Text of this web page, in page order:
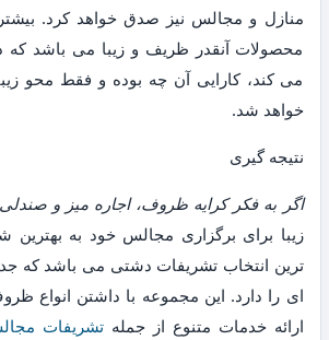
منازل و مجالس نیز صدق خواهد کرد.
محصولات آنقدر ظریف و زیبا می باشد که
می کند، کارایی آن چه بوده و فقط محو
خواهد شد.
نتیجه گیری
اگر به فکر کرایه ظروف، اجاره میز و
زیبا برای برگزاری مجالس خود به
ترین انتخاب تشریفات دشتی می باشد که
ای را دارد. این مجموعه با داشتن انواع
ارائه خدمات متنوع از جمله تشریفات